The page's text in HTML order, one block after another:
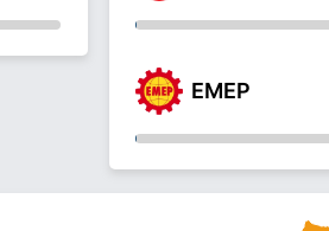
EMEP